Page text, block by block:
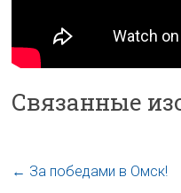
Связанные
← За победами в Омск!